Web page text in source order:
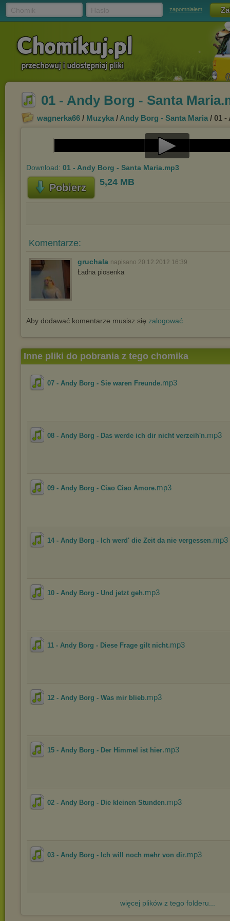
zapomniałem
01 - Andy Borg - Santa
wagnerka66 / Muzyka / Andy Borg - Santa Maria / 01 -
Play
Download: 01 - Andy Borg - Santa Maria.mp3
Pobierz 5,24 MB
Komentarze:
gruchala napisano 20.12.2012 16:39
Ładna piosenka
Aby dodawać komentarze musisz się zalogować
Inne pliki do pobrania z tego chomika
07 - Andy Borg - Sie waren Freunde.mp3
08 - Andy Borg - Das werde ich dir nicht verzeih'n.mp3
09 - Andy Borg - Ciao Ciao Amore.mp3
14 - Andy Borg - Ich werd' die Zeit da nie vergessen.mp3
10 - Andy Borg - Und jetzt geh.mp3
11 - Andy Borg - Diese Frage gilt nicht.mp3
12 - Andy Borg - Was mir blieb.mp3
15 - Andy Borg - Der Himmel ist hier.mp3
02 - Andy Borg - Die kleinen Stunden.mp3
03 - Andy Borg - Ich will noch mehr von dir.mp3
więcej plików z tego folderu...